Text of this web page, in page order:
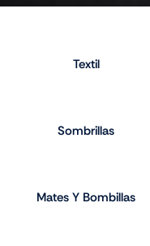
Textil
Sombrillas
Mates Y Bombillas